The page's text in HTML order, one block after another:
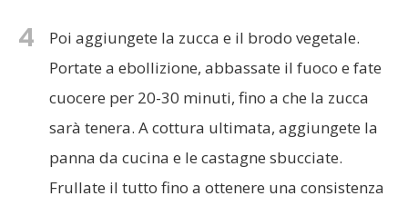
4
Poi aggiungete la zucca e il brodo vegetale.
Portate a ebollizione, abbassate il fuoco e fate
cuocere per 20-30 minuti, fino a che la zucca
sarà tenera. A cottura ultimata, aggiungete la
panna da cucina e le castagne sbucciate.
Frullate il tutto fino a ottenere una consistenza